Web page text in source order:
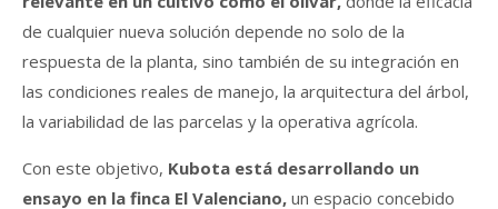
de cualquier nueva solución depende no solo de la
respuesta de la planta, sino también de su integración en
las condiciones reales de manejo, la arquitectura del árbol,
la variabilidad de las parcelas y la operativa agrícola.
Con este objetivo, Kubota está desarrollando un
ensayo en la finca El Valenciano, un espacio concebido